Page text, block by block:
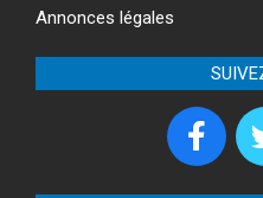
Annonces légales